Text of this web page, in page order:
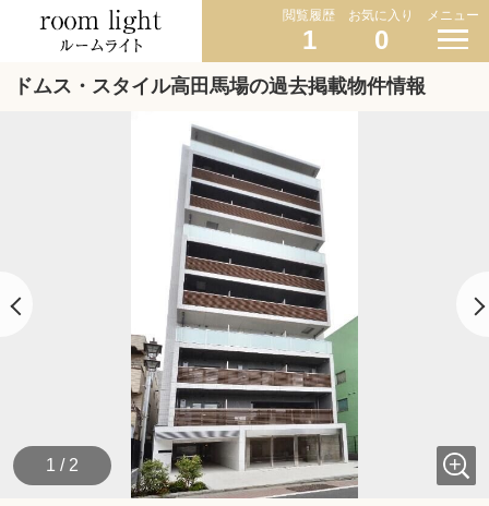
閲覧履歴
1
お気に入り
0
メニュー
ドムス・スタイル高田馬場の過去掲載物件情報
1 / 2